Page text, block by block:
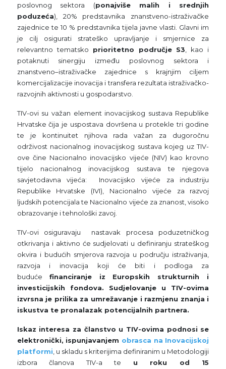
poslovnog sektora (ponajviše malih i srednjih
poduzeća), 20% predstavnika znanstveno-istraživačke
zajednice te 10 % predstavnika tijela javne vlasti. Glavni im
je cilj osigurati strateško upravljanje i smjernice za
relevantno tematsko prioritetno područje S3 , kao i
potaknuti sinergiju između poslovnog sektora i
znanstveno–istraživačke zajednice s krajnjim ciljem
komercijalizacije inovacija i transfera rezultata istraživačko-
razvojnih aktivnosti u gospodarstvo.
TIV-ovi su važan element inovacijskog sustava Republike
Hrvatske čija je uspostava dovršena u protekle tri godine
te je kontinuitet njihova rada važan za dugoročnu
održivost nacionalnog inovacijskog sustava kojeg uz TIV-
ove čine Nacionalno inovacijsko vijeće (NIV) kao krovno
tijelo nacionalnog inovacijskog sustava te njegova
savjetodavna vijeća: Inovacijsko vijeće za industriju
Republike Hrvatske (IVI), Nacionalno vijeće za razvoj
ljudskih potencijala te Nacionalno vijeće za znanost, visoko
obrazovanje i tehnološki zavoj.
TIV-ovi osiguravaju nastavak procesa poduzetničkog
otkrivanja i aktivno će sudjelovati u definiranju strateškog
okvira i budućih smjerova razvoja u području istraživanja,
razvoja i inovacija koji će biti i podloga za
buduće financiranje iz Europskih strukturnih i
investicijskih fondova.
Sudjelovanje u TIV-ovima
izvrsna je prilika za umrežavanje i razmjenu znanja i
iskustva te pronalazak potencijalnih partnera.
Iskaz interesa za članstvo u TIV-ovima podnosi se
elektronički, ispunjavanjem obrasca na Inovacijskoj
platformi , u skladu s kriterijima definiranim u Metodologiji
izbora članova TIV-a te u roku od 15